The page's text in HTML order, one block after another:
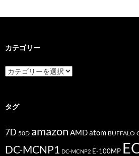
カテゴリー
カ
テ
ー
タグ
7D 50D amazon AMDatom BUFFALO
DC-MCNP1 DC-MCNP2 E-100MP